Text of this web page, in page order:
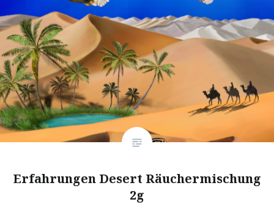
Erfahrungen Desert Räuchermischung
2g